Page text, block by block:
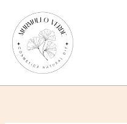
contenido